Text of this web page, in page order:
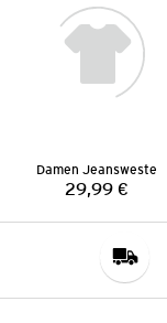
Damen Jeansweste
Preis:
29,99 €